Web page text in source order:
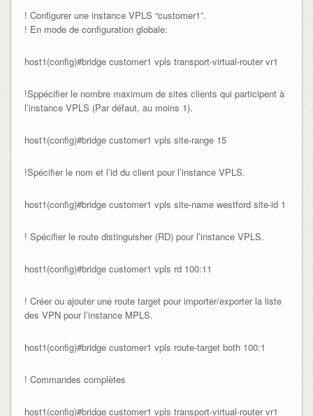
! Configurer une instance VPLS “customer1”.
! En mode de configuration globale:
host1(config)#bridge customer1 vpls transport-virtual-router vr1
!Sppécifier le nombre maximum de sites clients qui participent à
l’instance VPLS (Par défaut, au moins 1).
host1(config)#bridge customer1 vpls site-range 15
!Spécifier le nom et l’id du client pour l’instance VPLS.
host1(config)#bridge customer1 vpls site-name westford site-id 1
! Spécifier le route distinguisher (RD) pour l’instance VPLS.
host1(config)#bridge customer1 vpls rd 100:11
! Créer ou ajouter une route target pour importer/exporter la liste
des VPN pour l’instance MPLS.
host1(config)#bridge customer1 vpls route-target both 100:1
! Commandes complètes
host1(config)#bridge customer1 vpls transport-virtual-router vr1